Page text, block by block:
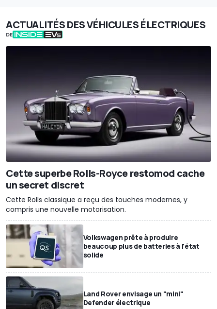
ACTUALITÉS DES VÉHICULES ÉLECTRIQUES
DE
Cette superbe Rolls-Royce restomod cache
un secret discret
Cette Rolls classique a reçu des touches modernes, y
compris une nouvelle motorisation.
Volkswagen prête à produire
beaucoup plus de batteries à l'état
solide
Land Rover envisage un "mini"
Defender électrique